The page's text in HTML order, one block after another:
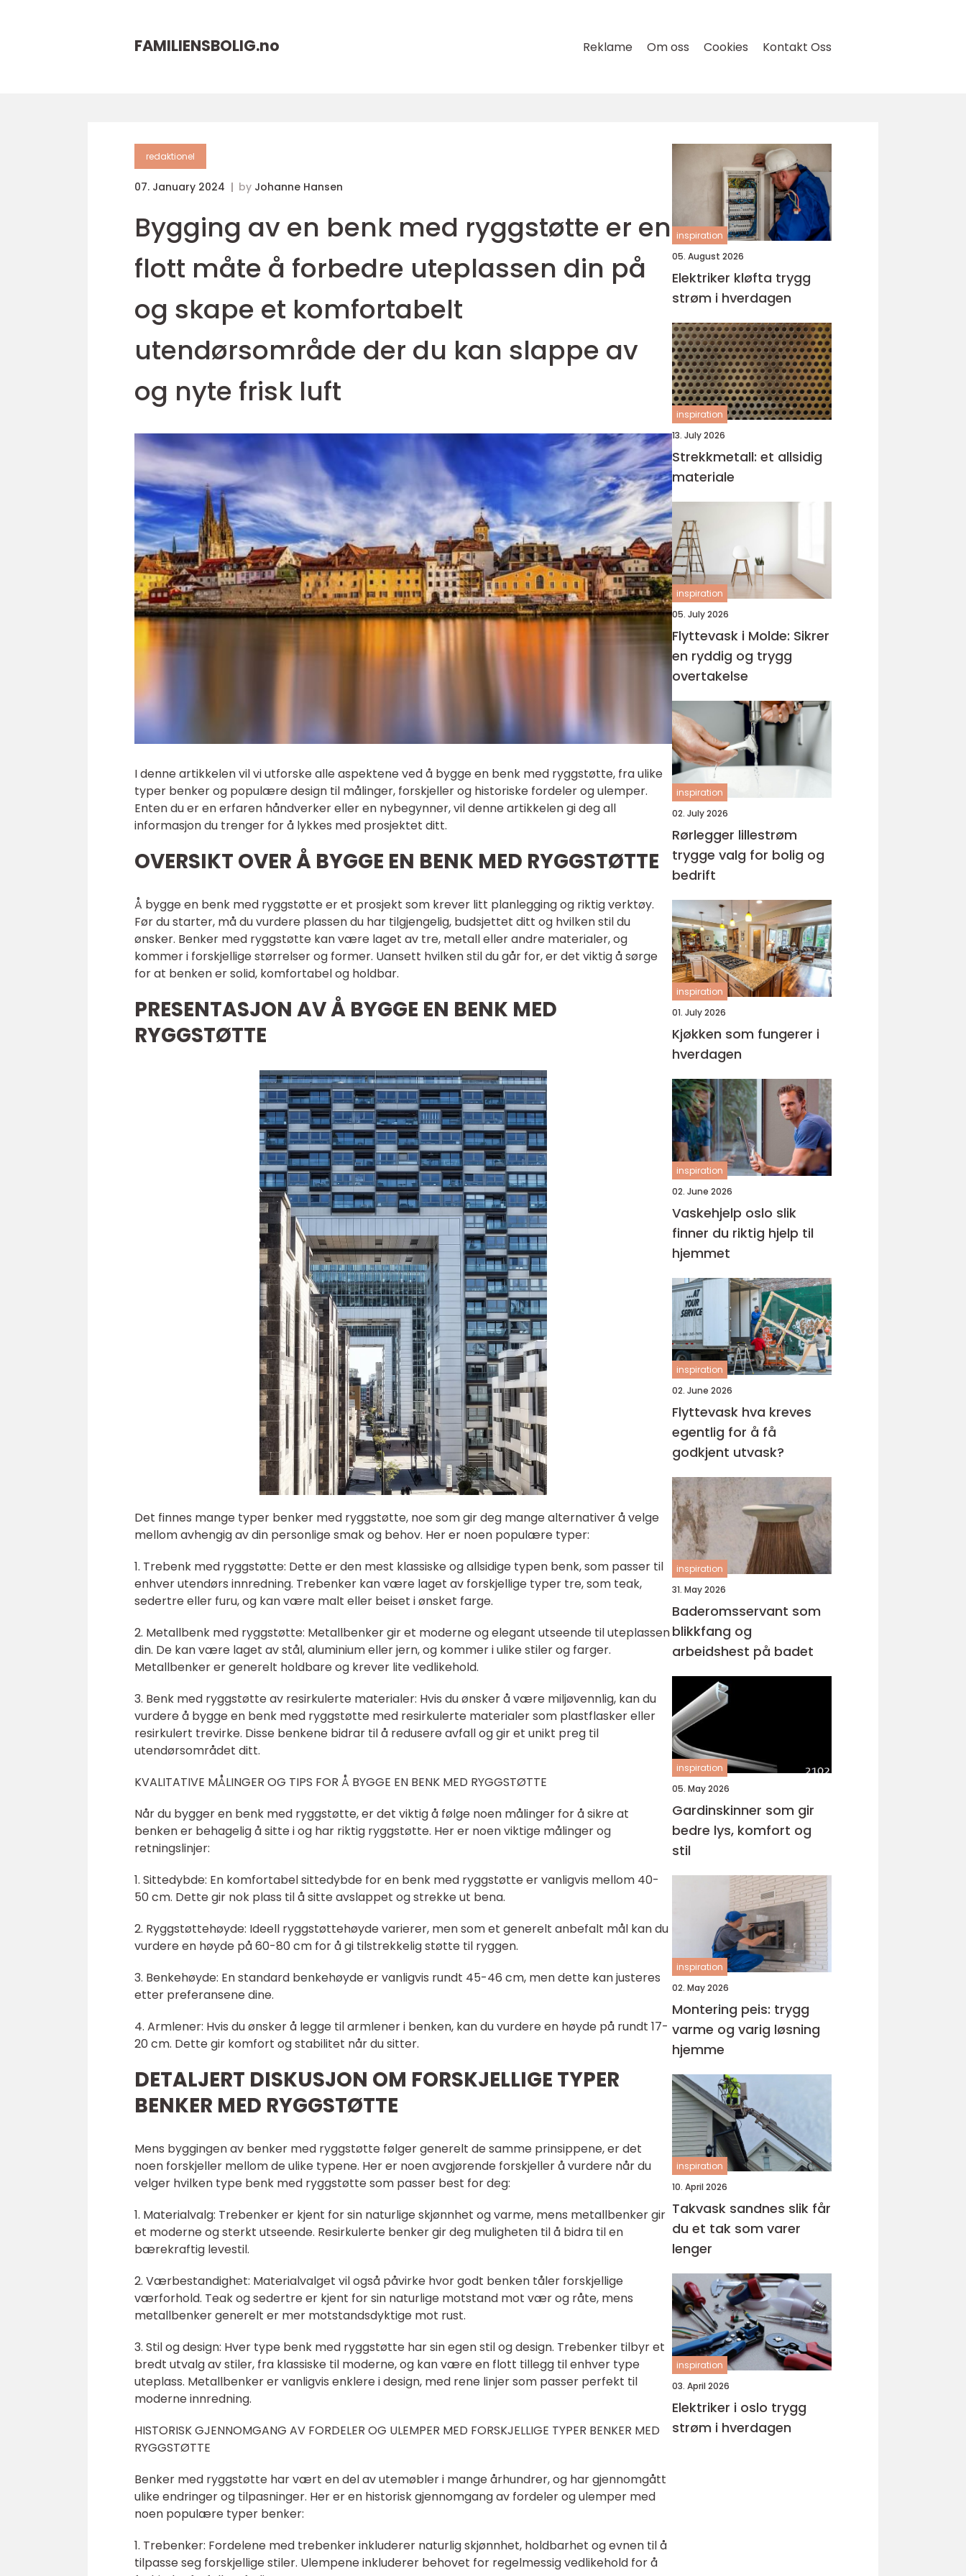
FAMILIENSBOLIG.no Reklame Om oss Cookies Kontakt Oss
redaktionel
07. January 2024 by Johanne Hansen
Bygging av en benk med ryggstøtte er en
flott måte å forbedre uteplassen din på
og skape et komfortabelt
utendørsområde der du kan slappe av
og nyte frisk luft
I denne artikkelen vil vi utforske alle aspektene ved å bygge en benk med ryggstøtte, fra ulike
typer benker og populære design til målinger, forskjeller og historiske fordeler og ulemper.
Enten du er en erfaren håndverker eller en nybegynner, vil denne artikkelen gi deg all
informasjon du trenger for å lykkes med prosjektet ditt.
OVERSIKT OVER Å BYGGE EN BENK MED RYGGSTØTTE
Å bygge en benk med ryggstøtte er et prosjekt som krever litt planlegging og riktig verktøy.
Før du starter, må du vurdere plassen du har tilgjengelig, budsjettet ditt og hvilken stil du
ønsker. Benker med ryggstøtte kan være laget av tre, metall eller andre materialer, og
kommer i forskjellige størrelser og former. Uansett hvilken stil du går for, er det viktig å sørge
for at benken er solid, komfortabel og holdbar.
PRESENTASJON AV Å BYGGE EN BENK MED
RYGGSTØTTE
Det finnes mange typer benker med ryggstøtte, noe som gir deg mange alternativer å velge
mellom avhengig av din personlige smak og behov. Her er noen populære typer:
1. Trebenk med ryggstøtte: Dette er den mest klassiske og allsidige typen benk, som passer til
enhver utendørs innredning. Trebenker kan være laget av forskjellige typer tre, som teak,
sedertre eller furu, og kan være malt eller beiset i ønsket farge.
2. Metallbenk med ryggstøtte: Metallbenker gir et moderne og elegant utseende til uteplassen
din. De kan være laget av stål, aluminium eller jern, og kommer i ulike stiler og farger.
Metallbenker er generelt holdbare og krever lite vedlikehold.
3. Benk med ryggstøtte av resirkulerte materialer: Hvis du ønsker å være miljøvennlig, kan du
vurdere å bygge en benk med ryggstøtte med resirkulerte materialer som plastflasker eller
resirkulert trevirke. Disse benkene bidrar til å redusere avfall og gir et unikt preg til
utendørsområdet ditt.
KVALITATIVE MÅLINGER OG TIPS FOR Å BYGGE EN BENK MED RYGGSTØTTE
Når du bygger en benk med ryggstøtte, er det viktig å følge noen målinger for å sikre at
benken er behagelig å sitte i og har riktig ryggstøtte. Her er noen viktige målinger og
retningslinjer:
1. Sittedybde: En komfortabel sittedybde for en benk med ryggstøtte er vanligvis mellom 40-
50 cm. Dette gir nok plass til å sitte avslappet og strekke ut bena.
2. Ryggstøttehøyde: Ideell ryggstøttehøyde varierer, men som et generelt anbefalt mål kan du
vurdere en høyde på 60-80 cm for å gi tilstrekkelig støtte til ryggen.
3. Benkehøyde: En standard benkehøyde er vanligvis rundt 45-46 cm, men dette kan justeres
etter preferansene dine.
4. Armlener: Hvis du ønsker å legge til armlener i benken, kan du vurdere en høyde på rundt 17-
20 cm. Dette gir komfort og stabilitet når du sitter.
DETALJERT DISKUSJON OM FORSKJELLIGE TYPER
BENKER MED RYGGSTØTTE
Mens byggingen av benker med ryggstøtte følger generelt de samme prinsippene, er det
noen forskjeller mellom de ulike typene. Her er noen avgjørende forskjeller å vurdere når du
velger hvilken type benk med ryggstøtte som passer best for deg:
1. Materialvalg: Trebenker er kjent for sin naturlige skjønnhet og varme, mens metallbenker gir
et moderne og sterkt utseende. Resirkulerte benker gir deg muligheten til å bidra til en
bærekraftig levestil.
2. Værbestandighet: Materialvalget vil også påvirke hvor godt benken tåler forskjellige
værforhold. Teak og sedertre er kjent for sin naturlige motstand mot vær og råte, mens
metallbenker generelt er mer motstandsdyktige mot rust.
3. Stil og design: Hver type benk med ryggstøtte har sin egen stil og design. Trebenker tilbyr et
bredt utvalg av stiler, fra klassiske til moderne, og kan være en flott tillegg til enhver type
uteplass. Metallbenker er vanligvis enklere i design, med rene linjer som passer perfekt til
moderne innredning.
HISTORISK GJENNOMGANG AV FORDELER OG ULEMPER MED FORSKJELLIGE TYPER BENKER MED
RYGGSTØTTE
Benker med ryggstøtte har vært en del av utemøbler i mange århundrer, og har gjennomgått
ulike endringer og tilpasninger. Her er en historisk gjennomgang av fordeler og ulemper med
noen populære typer benker:
1. Trebenker: Fordelene med trebenker inkluderer naturlig skjønnhet, holdbarhet og evnen til å
tilpasse seg forskjellige stiler. Ulempene inkluderer behovet for regelmessig vedlikehold for å
inspiration
05. August 2026
Elektriker kløfta trygg
strøm i hverdagen
inspiration
13. July 2026
Strekkmetall: et allsidig
materiale
inspiration
05. July 2026
Flyttevask i Molde: Sikrer
en ryddig og trygg
overtakelse
inspiration
02. July 2026
Rørlegger lillestrøm
trygge valg for bolig og
bedrift
inspiration
01. July 2026
Kjøkken som fungerer i
hverdagen
inspiration
02. June 2026
Vaskehjelp oslo slik
finner du riktig hjelp til
hjemmet
inspiration
02. June 2026
Flyttevask hva kreves
egentlig for å få
godkjent utvask?
inspiration
31. May 2026
Baderomsservant som
blikkfang og
arbeidshest på badet
inspiration
05. May 2026
Gardinskinner som gir
bedre lys, komfort og
stil
inspiration
02. May 2026
Montering peis: trygg
varme og varig løsning
hjemme
inspiration
10. April 2026
Takvask sandnes slik får
du et tak som varer
lenger
inspiration
03. April 2026
Elektriker i oslo trygg
strøm i hverdagen